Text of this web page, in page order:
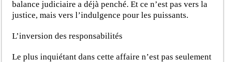
balance judiciaire a déjà penché. Et ce n’est pas vers la
justice, mais vers l’indulgence pour les puissants.
L’inversion des responsabilités
Le plus inquiétant dans cette affaire n’est pas seulement